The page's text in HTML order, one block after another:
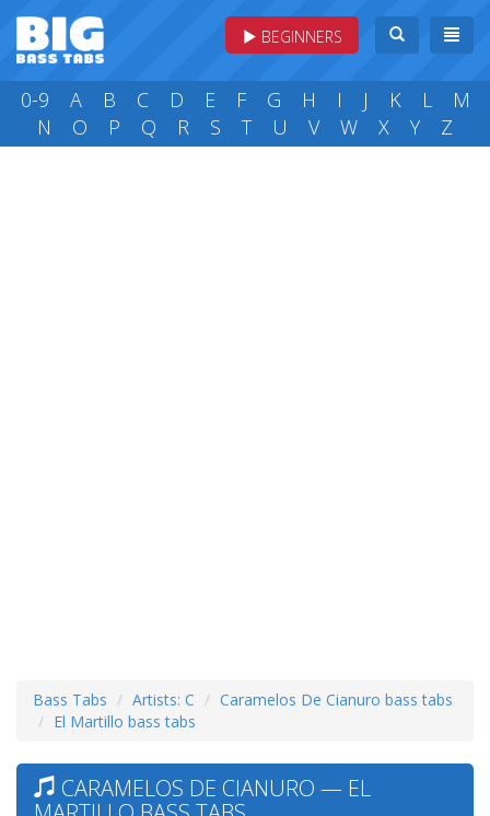
BEGINNERS
0-9 A B C D E F G H I J K L
M
N
O P Q R S T U V W X Y Z
Bass Tabs Artists: C
Caramelos De Cianuro bass tabs
El Martillo bass tabs
CARAMELOS DE CIANURO — EL